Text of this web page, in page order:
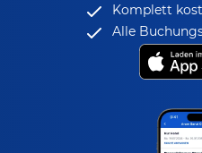
Komplett
Alle